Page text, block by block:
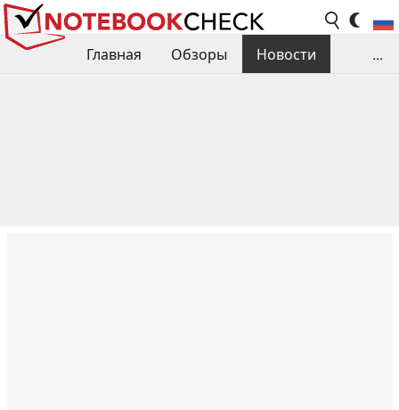
Главная Обзоры
Новости
...